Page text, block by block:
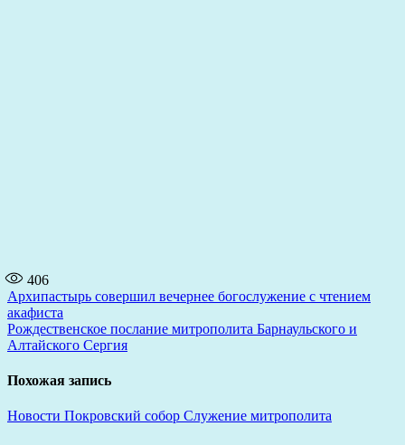
406
Навигация
по
записям
Архипастырь совершил вечернее богослужение с чтением
акафиста
Рождественское послание митрополита Барнаульского и
Алтайского Сергия
Похожая запись
Новости Покровский собор Служение митрополита